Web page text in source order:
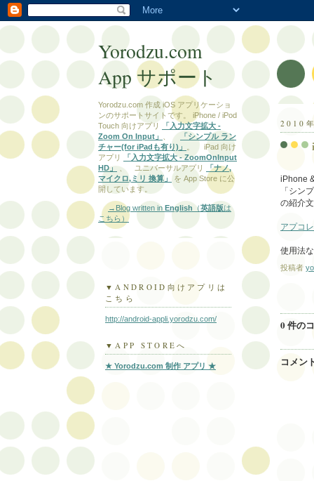
2010
iPhone
「シン
の紹介
アプコ
使用法
投稿者
0 件の
コメン
Yorodzu.com
App サポート
Yorodzu.com 作成 iOS アプリケーショ
ンのサポートサイトです。 iPhone / iPod
Touch 向けアプリ
「入力文字拡大 -
Zoom On Input」
、
「シンプル ラン
チャー(for iPadも有り)」
。 iPad 向け
アプリ
「入力文字拡大 - ZoomOnInput
HD」、 ユニバーサルアプリ
「ナノ,
マイクロ,ミリ 換算」
を App Store に公
開しています。
→Blog written in English （英語版は
こちら）
▼ANDROID向けアプリは
こちら
http://android-appli.yorodzu.com/
▼APP STOREへ
★ Yorodzu.com 制作 アプリ ★